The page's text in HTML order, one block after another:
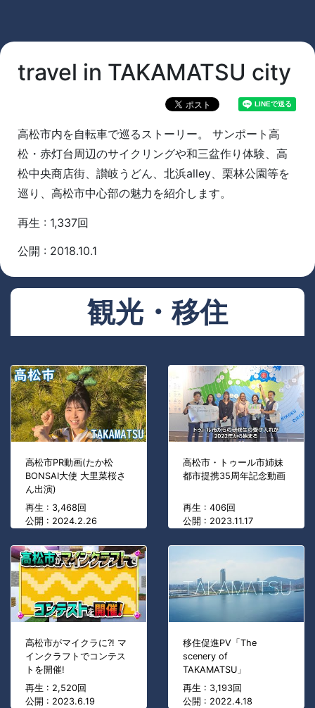
travel in TAKAMATSU city
高松市内を自転車で巡るストーリー。 サンポート高
松・赤灯台周辺のサイクリングや和三盆作り体験、高
松中央商店街、讃岐うどん、北浜alley、栗林公園等を
巡り、高松市中心部の魅力を紹介します。
再生 : 1,337回
公開 : 2018.10.1
観光・移住
高松市PR動画(たか松
BONSAI大使 大里菜桜さ
ん出演)
再生 : 3,468回
公開 : 2024.2.26
高松市・トゥール市姉妹
都市提携35周年記念動画
再生 : 406回
公開 : 2023.11.17
高松市がマイクラに?! マ
インクラフトでコンテス
トを開催!
再生 : 2,520回
公開 : 2023.6.19
移住促進PV「The
scenery of
TAKAMATSU」
再生 : 3,193回
公開 : 2022.4.18